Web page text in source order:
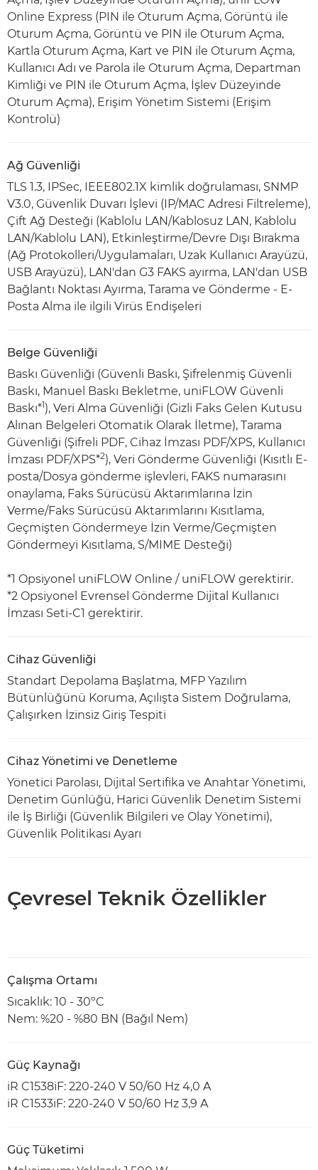
Online Express (PIN ile Oturum Açma, Görüntü ile
Oturum Açma, Görüntü ve PIN ile Oturum Açma,
Kartla Oturum Açma, Kart ve PIN ile Oturum Açma,
Kullanıcı Adı ve Parola ile Oturum Açma, Departman
Kimliği ve PIN ile Oturum Açma, İşlev Düzeyinde
Oturum Açma), Erişim Yönetim Sistemi (Erişim
Kontrolü)
Ağ Güvenliği
TLS 1.3, IPSec, IEEE802.1X kimlik doğrulaması, SNMP
V3.0, Güvenlik Duvarı İşlevi (IP/MAC Adresi Filtreleme),
Çift Ağ Desteği (Kablolu LAN/Kablosuz LAN, Kablolu
LAN/Kablolu LAN), Etkinleştirme/Devre Dışı Bırakma
(Ağ Protokolleri/Uygulamaları, Uzak Kullanıcı Arayüzü,
USB Arayüzü), LAN'dan G3 FAKS ayırma, LAN'dan USB
Bağlantı Noktası Ayırma, Tarama ve Gönderme - E-
Posta Alma ile ilgili Virüs Endişeleri
Belge Güvenliği
Baskı Güvenliği (Güvenli Baskı, Şifrelenmiş Güvenli
Baskı, Manuel Baskı Bekletme, uniFLOW Güvenli
Baskı*1), Veri Alma Güvenliği (Gizli Faks Gelen Kutusu
Alınan Belgeleri Otomatik Olarak İletme), Tarama
Güvenliği (Şifreli PDF, Cihaz İmzası PDF/XPS, Kullanıcı
İmzası PDF/XPS*2), Veri Gönderme Güvenliği (Kısıtlı E-
posta/Dosya gönderme işlevleri, FAKS numarasını
onaylama, Faks Sürücüsü Aktarımlarına İzin
Verme/Faks Sürücüsü Aktarımlarını Kısıtlama,
Geçmişten Göndermeye İzin Verme/Geçmişten
Göndermeyi Kısıtlama, S/MIME Desteği)
*1 Opsiyonel uniFLOW Online / uniFLOW gerektirir.
*2 Opsiyonel Evrensel Gönderme Dijital Kullanıcı
İmzası Seti-C1 gerektirir.
Cihaz Güvenliği
Standart Depolama Başlatma, MFP Yazılım
Bütünlüğünü Koruma, Açılışta Sistem Doğrulama,
Çalışırken İzinsiz Giriş Tespiti
Cihaz Yönetimi ve Denetleme
Yönetici Parolası, Dijital Sertifika ve Anahtar Yönetimi,
Denetim Günlüğü, Harici Güvenlik Denetim Sistemi
ile İş Birliği (Güvenlik Bilgileri ve Olay Yönetimi),
Güvenlik Politikası Ayarı
Çevresel Teknik Özellikler
Çalışma Ortamı
Sıcaklık: 10 - 30ºC
Nem: %20 - %80 BN (Bağıl Nem)
Güç Kaynağı
iR C1538iF: 220-240 V 50/60 Hz 4,0 A
iR C1533iF: 220-240 V 50/60 Hz 3,9 A
Güç Tüketimi